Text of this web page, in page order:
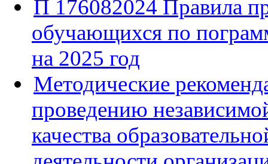
П 176082024 Правила
обучающихся по
на 2025 год
Методические
проведению
качества